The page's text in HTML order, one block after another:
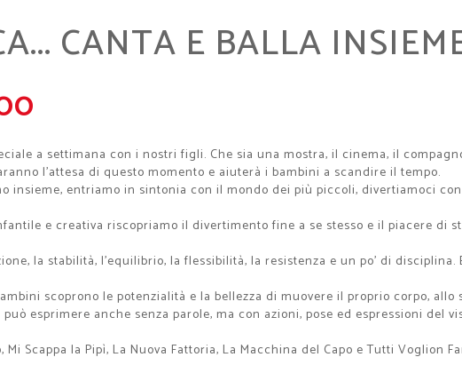
CANTA E BALLA
a settimana con i nostri figli. Che sia una mostra, il cinema, il
l'attesa di questo momento e aiuterà i bambini a scandire il tempo.
insieme, entriamo in sintonia con il mondo dei più piccoli, divertiamoci
e creativa riscopriamo il divertimento fine a se stesso e il piacere di
la stabilità, l'equilibrio, la flessibilità, la resistenza e un po' di
scoprono le potenzialità e la bellezza di muovere il proprio corpo,
esprimere anche senza parole, ma con azioni, pose ed espressioni del
Mi Scappa la Pipì, La Nuova Fattoria, La Macchina del Capo e Tutti Voglion